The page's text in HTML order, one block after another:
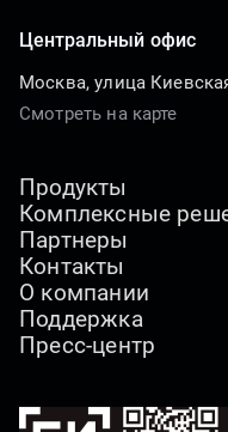
Центральный офис
Москва, улица
Смотреть на карте
Продукты
Клиентские устройства
Серверы и хранение данных
Индустриальные решения
Отраслевые решения
Комплексные
ПАК
Партнеры
Где купить
Дистрибьюторы
Технологические партнеры
Партнерская программа
Контакты
Адреса офисов
Реквизиты компании
По вопросам СМИ
О компании
Наша миссия
Видео о компании
Лицензии и сертификаты
Поддержка
Горячая линия
Гарантия
Пресс-центр
Наши проекты